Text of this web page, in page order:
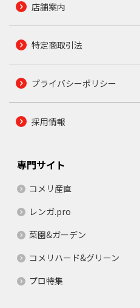
店舗案内
特定商取引法
プライバシーポリシー
採用情報
専門サイト
コメリ産直
レンガ.pro
菜園&ガーデン
コメリハード&グリーン
プロ特集